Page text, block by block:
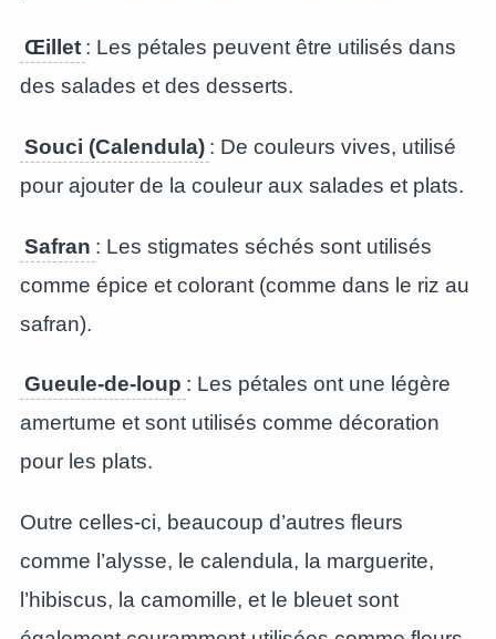
Œillet : Les pétales peuvent être utilisés dans
des salades et des desserts.
Souci (Calendula) : De couleurs vives, utilisé
pour ajouter de la couleur aux salades et plats.
Safran : Les stigmates séchés sont utilisés
comme épice et colorant (comme dans le riz au
safran).
Gueule-de-loup : Les pétales ont une légère
amertume et sont utilisés comme décoration
pour les plats.
Outre celles-ci, beaucoup d’autres fleurs
comme l’alysse, le calendula, la marguerite,
l’hibiscus, la camomille, et le bleuet sont